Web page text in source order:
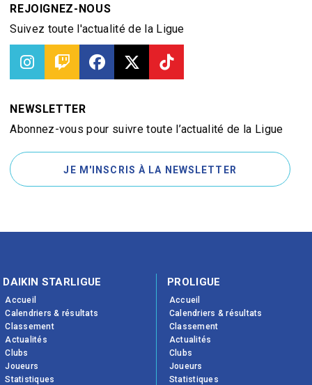
REJOIGNEZ-NOUS
Suivez toute l'actualité de la Ligue
NEWSLETTER
Abonnez-vous pour suivre toute l’actualité de la Ligue
JE M'INSCRIS À LA NEWSLETTER
DAIKIN STARLIGUE
Accueil
Calendriers & résultats
Classement
Actualités
Clubs
Joueurs
Statistiques
PROLIGUE
Accueil
Calendriers & résultats
Classement
Actualités
Clubs
Joueurs
Statistiques